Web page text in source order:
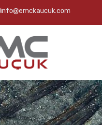
info@emckaucuk.com